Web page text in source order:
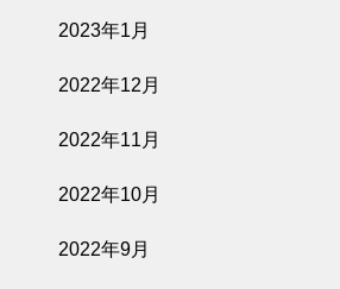
2023年1月
2022年12月
2022年11月
2022年10月
2022年9月